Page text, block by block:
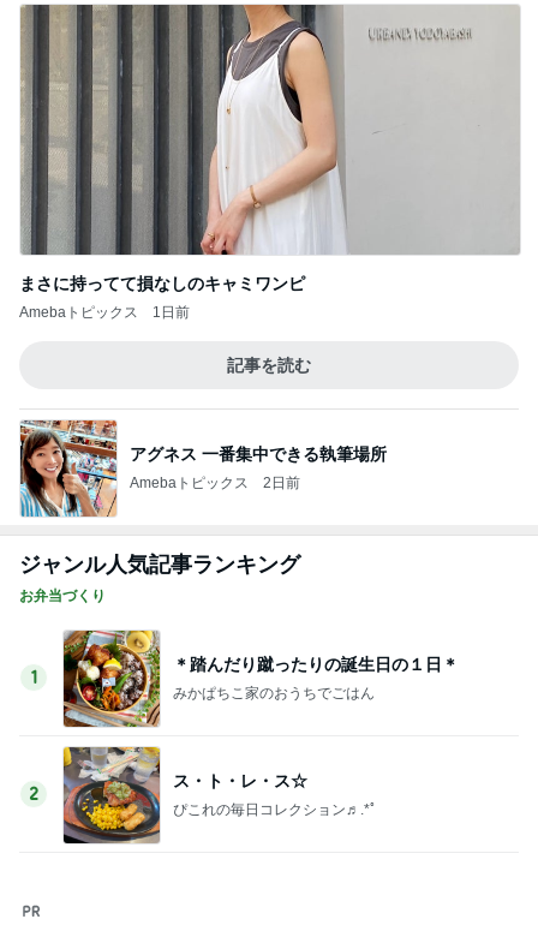
まさに持ってて損なしのキャミワンピ
Amebaトピックス 1日前
記事を読む
アグネス 一番集中できる執筆場所
Amebaトピックス 2日前
ジャンル人気記事ランキング
お弁当づくり
1
＊踏んだり蹴ったりの誕生日の１日＊
みかぱちこ家のおうちでごはん
2
ス・ト・レ・ス☆
ぴこれの毎日コレクション♬.*ﾟ